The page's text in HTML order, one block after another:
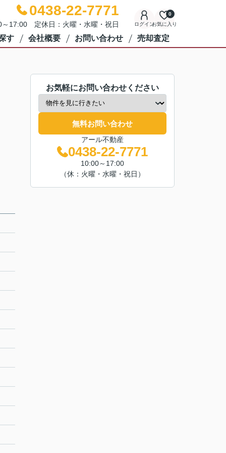
0438-22-7771
～17:00 定休日：火曜・水曜・祝日 ログインお気に入り
0
す 会社概要 お問い合わせ 売却査定
お気軽にお問い合わせください
無料お問い合わせ
アール不動産
0438-22-7771
10:00～17:00
（休：火曜・水曜・祝日）